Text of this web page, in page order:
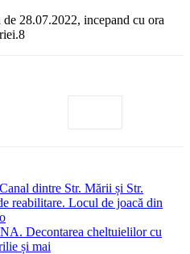
28.07.2022, incepand cu ora
dintre Str. Mării și Str.
reabilitare. Locul de joacă din
Decontarea cheltuielilor cu
și mai